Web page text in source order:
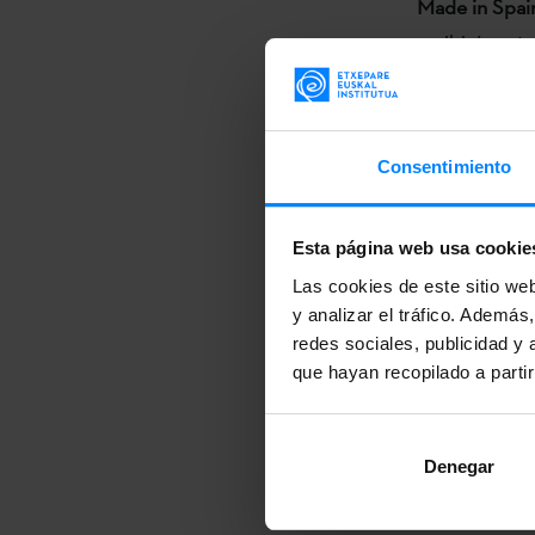
Consentimiento
Esta página web usa
Las cookies de este sitio
y analizar el tráfico.
redes sociales, publicidad y
que hayan recopilado a
Denegar
Made in
recibirán
La sección
ella se
Mikelats(film
vasca),Non
Josu
Leuza,Urtzen
Se podrán
estado
otras cuatro